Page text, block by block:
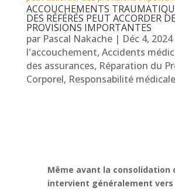
ACCOUCHEMENTS
DES RÉFÉRÉS PEUT ACCORDER
PROVISIONS IMPORTANTES
par Pascal Nakache| Déc 4, 2024
l'accouchement, Accidents
des assurances, Réparation du
Corporel, Responsabilité médicale
Même avant la consolidation
intervient généralement vers